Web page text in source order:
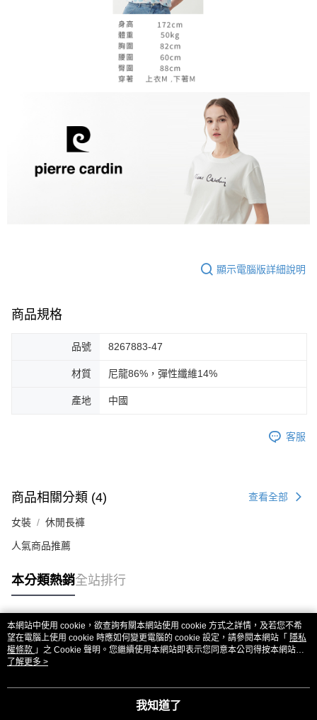
顯示電腦版詳細說明
商品規格
品號 8267883-47
材質 尼龍86%，彈性纖維14%
產地 中國
客服
商品相關分類 (4) 查看全部
女裝 休閒長褲
人氣商品推薦
本分類熱銷全站排行
熱門標籤
本網站中使用 cookie，欲查詢有關本網站使用 cookie 方式之詳情，及若您不希
望在電腦上使用 cookie 時應如何變更電腦的 cookie 設定，請參閱本網站「 隱私
權條款 」之 Cookie 聲明。您繼續使用本網站即表示您同意本公司得按本網站使
用條款之 Cookie 聲明使用 cookie。
了解更多 >
我知道了